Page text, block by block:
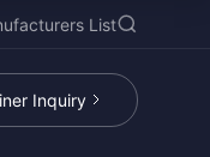
List
Inquiry